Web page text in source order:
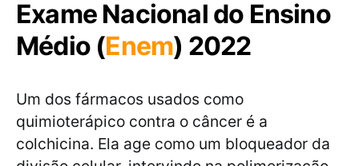
Exame Nacional do Ensino
Médio (Enem) 2022
Um dos fármacos usados como
quimioterápico contra o câncer é a
colchicina. Ela age como um bloqueador da